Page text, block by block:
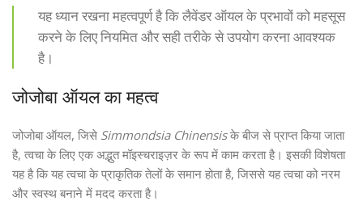
यह ध्यान रखना महत्वपूर्ण है कि लैवेंडर ऑयल के प्रभावों को महसूस
करने के लिए नियमित और सही तरीके से उपयोग करना आवश्यक
है।
जोजोबा ऑयल का महत्व
जोजोबा ऑयल, जिसे Simmondsia Chinensisके बीज से प्राप्त किया जाता
है, त्वचा के लिए एक अद्भुत मॉइस्चराइज़र के रूप में काम करता है। इसकी विशेषता
यह है कि यह त्वचा के प्राकृतिक तेलों के समान होता है, जिससे यह त्वचा को नरम
और स्वस्थ बनाने में मदद करता है।